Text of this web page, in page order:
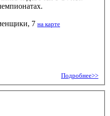
7 на карте
Подробнее>>